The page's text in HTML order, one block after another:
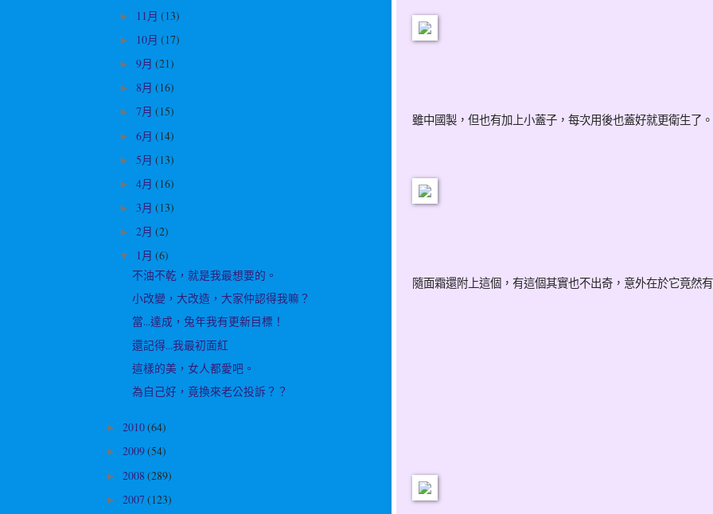
雖中國製，但也有加上小蓋子，每次用後也蓋好就更衛生了。
隨面霜還附上這個，有這個其實也不出奇，意外在於它竟然
► 11月 (13)
► 10月 (17)
► 9月 (21)
► 8月 (16)
► 7月 (15)
► 6月 (14)
► 5月 (13)
► 4月 (16)
► 3月 (13)
► 2月 (2)
▼ 1月 (6)
不油不乾，就是我最想要的。
小改變，大改造，大家仲認得我嘛？
當...達成，兔年我有更新目標！
還記得...我最初面紅
這樣的美，女人都愛吧。
為自己好，竟換來老公投訴？？
► 2010(64)
► 2009(54)
► 2008 (289)
► 2007 (123)